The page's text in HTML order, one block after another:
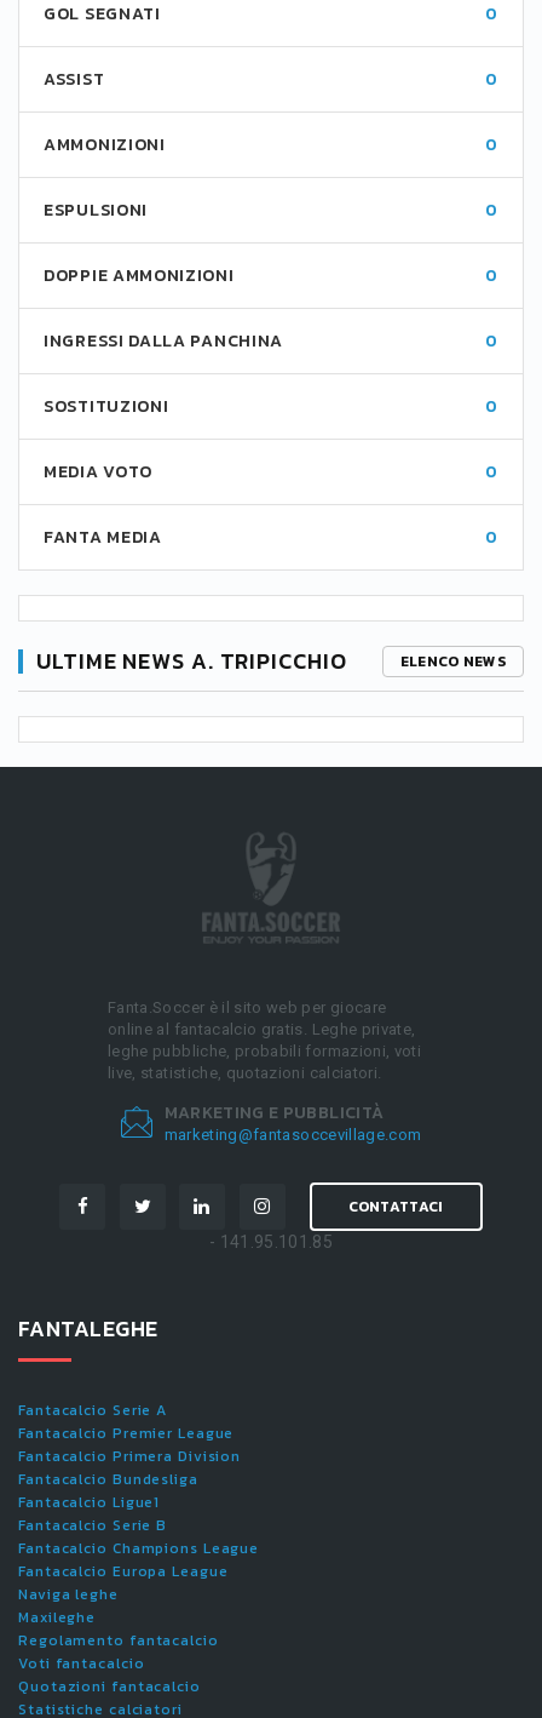
GOL SEGNATI 0
ASSIST 0
AMMONIZIONI 0
ESPULSIONI 0
DOPPIE AMMONIZIONI 0
INGRESSI DALLA PANCHINA 0
SOSTITUZIONI 0
MEDIA VOTO 0
FANTA MEDIA 0
ULTIME NEWS A. TRIPICCHIO ELENCO NEWS
Fanta.Soccer è il sito web per giocare
online al fantacalcio gratis. Leghe private,
leghe pubbliche, probabili formazioni, voti
live, statistiche, quotazioni calciatori.
MARKETING E PUBBLICITÀ
marketing@fantasoccevillage.com
CONTATTACI
- 141.95.101.85
FANTALEGHE
Fantacalcio Serie A
Fantacalcio Premier League
Fantacalcio Primera Division
Fantacalcio Bundesliga
Fantacalcio Ligue1
Fantacalcio Serie B
Fantacalcio Champions League
Fantacalcio Europa League
Naviga leghe
Maxileghe
Regolamento fantacalcio
Voti fantacalcio
Quotazioni fantacalcio
Statistiche calciatori